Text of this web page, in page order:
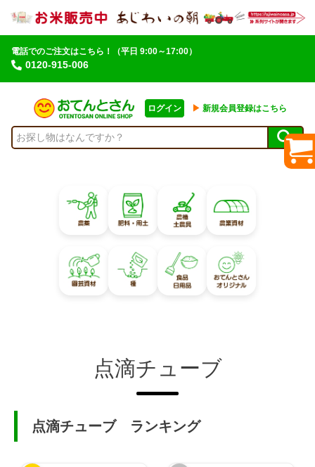
電話でのご注文はこちら！
0120-915-006
（平日 9:00～17:00）
ログイン ▶︎ 新規会員登録はこちら
点滴チューブ
点滴チューブ ランキング